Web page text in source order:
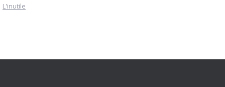
L'inutile